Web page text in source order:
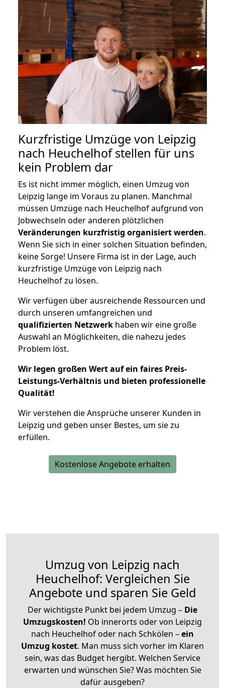
Kurzfristige Umzüge von Leipzig
nach Heuchelhof stellen für uns
kein Problem dar
Es ist nicht immer möglich, einen Umzug von
Leipzig lange im Voraus zu planen. Manchmal
müssen Umzüge nach Heuchelhof aufgrund von
Jobwechseln oder anderen plötzlichen
Veränderungen kurzfristig organisiert werden.
Wenn Sie sich in einer solchen Situation befinden,
keine Sorge! Unsere Firma ist in der Lage, auch
kurzfristige Umzüge von Leipzig nach
Heuchelhof zu lösen.
Wir verfügen über ausreichende Ressourcen und
durch unseren umfangreichen und
qualifizierten Netzwerk haben wir eine große
Auswahl an Möglichkeiten, die nahezu jedes
Problem löst.
Wir legen großen Wert auf ein faires Preis-
Leistungs-Verhältnis und bieten professionelle
Qualität!
Wir verstehen die Ansprüche unserer Kunden in
Leipzig und geben unser Bestes, um sie zu
erfüllen.
Kostenlose Angebote erhalten
Umzug von Leipzig nach
Heuchelhof: Vergleichen Sie
Angebote und sparen Sie Geld
Der wichtigste Punkt bei jedem Umzug – Die
Umzugskosten! Ob innerorts oder von Leipzig
nach Heuchelhof oder nach Schkölen –ein
Umzug kostet. Man muss sich vorher im Klaren
sein, was das Budget hergibt. Welchen Service
erwarten und wünschen Sie? Was möchten Sie
dafür ausgeben?